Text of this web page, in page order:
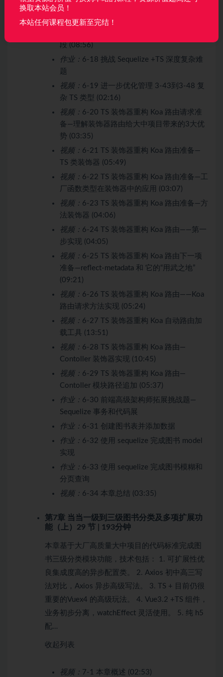
段 (05:55)
视频：6-17 深度应用 TS 解决当当书城复杂
段 (08:56)
作业： 6-18 挑战 Sequelize +TS 深度复杂难
题
视频： 6-19 进一步优化管理 3-43到3-48 复
杂 TS 类型 (02:16)
视频： 6-20 TS 装饰器重构 Koa 路由请求准
备—理解装饰器路由给大中项目带来的3大优
势 (03:35)
视频： 6-21 TS 装饰器重构 Koa 路由准备—
TS 类装饰器 (05:49)
视频： 6-22 TS 装饰器重构 Koa 路由准备—工
厂函数类型在装饰器中的应用 (03:07)
视频： 6-23 TS 装饰器重构 Koa 路由准备—方
法装饰器 (04:06)
视频： 6-24 TS 装饰器重构 Koa 路由——第一
步实现 (04:05)
视频： 6-25 TS 装饰器重构 Koa 路由下一项
准备—reflect-metadata 和 它的“用武之地”
(09:21)
视频： 6-26 TS 装饰器重构 Koa 路由——Koa
路由请求方法实现 (05:24)
视频： 6-27 TS 装饰器重构 Koa 自动路由加
载工具 (13:51)
视频： 6-28 TS 装饰器重构 Koa 路由—
Contoller 装饰器实现 (10:45)
视频： 6-29 TS 装饰器重构 Koa 路由—
Contoller 模块路径追加 (05:37)
作业： 6-30 前端高级架构师拓展挑战题—
Sequelize 事务和代码展
作业： 6-31 创建图书表并添加数据
作业： 6-32 使用 sequelize 完成图书 model
实现
作业： 6-33 使用 sequelize 完成图书模糊和
分页查询
视频： 6-34 本章总结 (03:35)
第7章 当当一级到三级图书分类及多项扩展功
能（上） 29 节 | 193分钟
本章基于大厂高质量大中项目的代码标准完成图
书三级分类模块功能，技术包括： 1. 可扩展性优
良集成度高的异步配置类。 2. Axios 初中高三写
法对比，Axios 异步高级写法。 3. TS + 目前仍很
重要的Vuex4 的高级玩法。 4. Vue3.2 +TS 组件，
业务初步分离，watchEffect 灵活使用。 5. 纯 h5
配…
收起列表
视频： 7-1 本章概述 (02:53)
换取本站会员！
本站任何课程包更新至完结！